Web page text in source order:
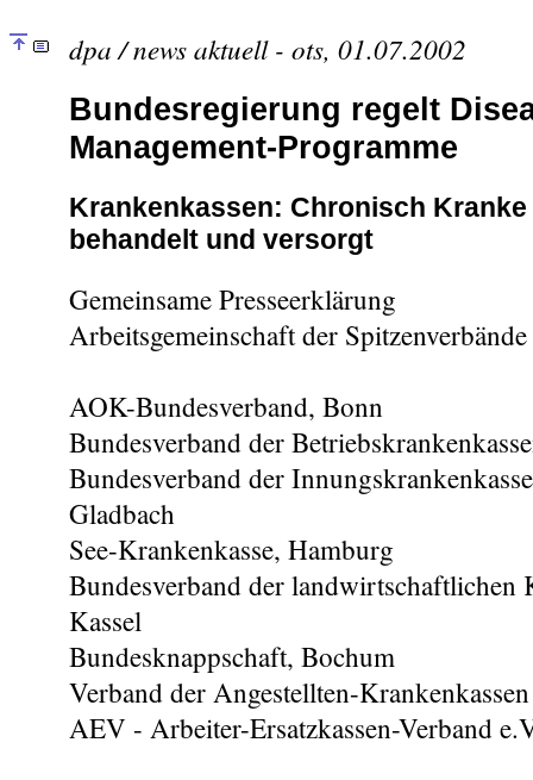
dpa / news aktuell - ots, 01.07.2002
Bundesregierung regelt
Management-Programme
Krankenkassen: Chronisch
behandelt und versorgt
Gemeinsame Presseerklärung
Arbeitsgemeinschaft der
AOK-Bundesverband, Bonn
Bundesverband der
Bundesverband der
Gladbach
See-Krankenkasse, Hamburg
Bundesverband der landwirtschaftlichen
Kassel
Bundesknappschaft, Bochum
Verband der Angestellten-
AEV - Arbeiter-Ersatzkassen-Verband